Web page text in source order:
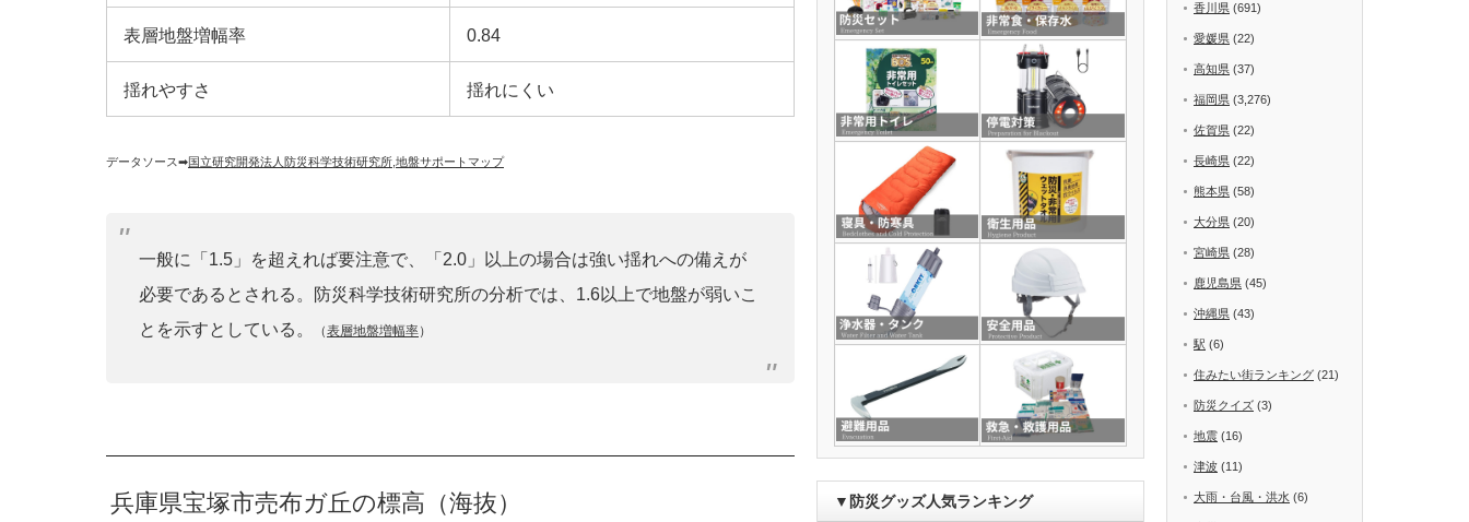
表層地盤増幅率 0.84
揺れやすさ 揺れにくい
データソース➡︎国立研究開発法人防災科学技術研究所 地盤サポートマップ
一般に「1.5」を超えれば要注意で、「2.0」以上の場合は強い揺れへの備えが
必要であるとされる。防災科学技術研究所の分析では、1.6以上で地盤が弱いこ
とを示すとしている。
（表層地盤増幅率）
兵庫県宝塚市売布ガ丘の標高（海抜） ▼防災グッズ人気ランキング
香川県 (691)
愛媛県 (22)
高知県 (37)
福岡県 (3,276)
佐賀県 (22)
長崎県 (22)
熊本県 (58)
大分県 (20)
宮崎県 (28)
鹿児島県 (45)
沖縄県 (43)
駅 (6)
住みたい街ランキング (21)
防災クイズ (3)
地震 (16)
津波 (11)
大雨・台風・洪水 (6)